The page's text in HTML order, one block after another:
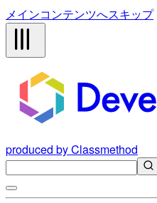
メインコンテンツへスキップ
produced by Classmethod